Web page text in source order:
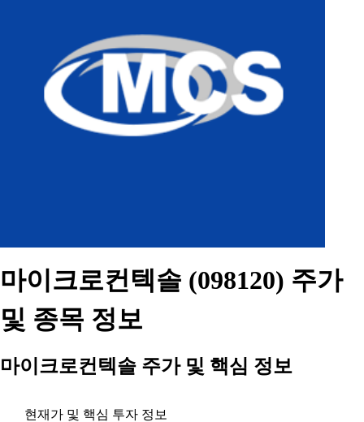
마이크로컨텍솔 (098120) 주가
및 종목 정보
마이크로컨텍솔 주가 및 핵심 정보
현재가 및 핵심 투자 정보